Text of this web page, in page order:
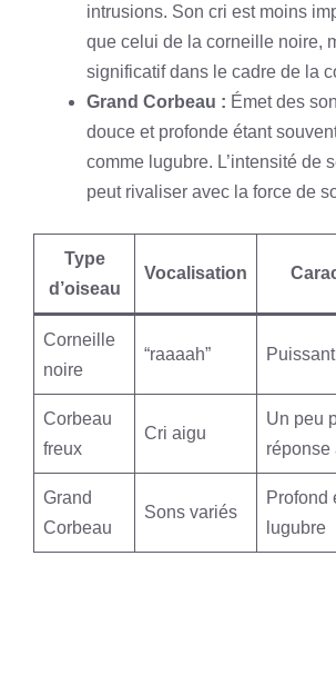
intrusions. Son cri est moins
que celui de la corneille noire,
significatif dans le cadre de la
Grand Corbeau : Émet des
douce et profonde étant
comme lugubre. L’intensité de
peut rivaliser avec la force de
Type
d’oiseau
Vocalisation
Corneille
noire
“raaaah”
Corbeau
freux
Cri aigu
Un peu
réponse
Grand
Corbeau
Sons variés
Profond
lugubre